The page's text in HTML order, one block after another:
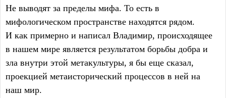
Не выводят за пределы мифа. То есть в
мифологическом пространстве находятся рядом.
И как примерно и написал Владимир, происходящее
в нашем мире является результатом борьбы добра и
зла внутри этой метакультуры, я бы еще сказал,
проекцией метаисторический процессов в ней на
наш мир.